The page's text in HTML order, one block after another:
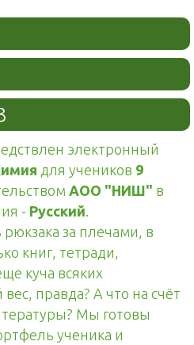
электронный
для учеников 9
АОО "НИШ" в
- Русский.
за плечами, в
книг, тетради,
куча всяких
правда? А что на счёт
Мы готовы
ученика и